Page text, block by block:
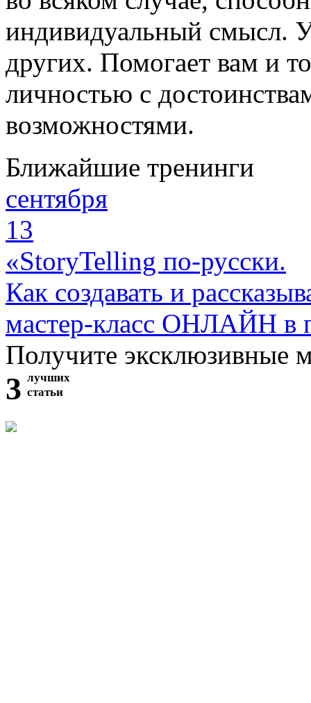
индивидуальный смысл.
других. Помогает вам и
личностью с
возможностями.
Ближайшие тренинги
сентября
13
«StoryTelling по-русски.
Как создавать и
мастер-класс ОНЛАЙН в
Получите эксклюзивные
3 лучших
статьи